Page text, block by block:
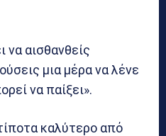
να αισθανθείς
μια μέρα να λένε
να παίξει».
καλύτερο από